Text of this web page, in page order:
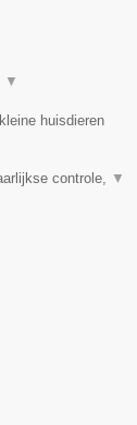
▼
huisdieren
controle, ▼